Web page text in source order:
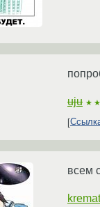
uju ★★
всем